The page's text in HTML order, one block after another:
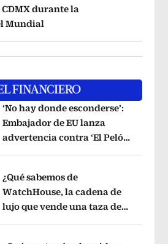
durante la
Mundial
‘No hay donde esconderse’:
Embajador de EU lanza
advertencia contra ‘El Pelón’,
¿Qué sabemos de
WatchHouse, la cadena de
lujo que vende una taza de